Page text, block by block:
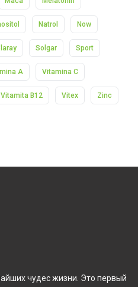
Natrol Now
Solgar Sport
A Vitamina C
Vitamita B12 Vitex Zinc
чудес жизни. Это первый